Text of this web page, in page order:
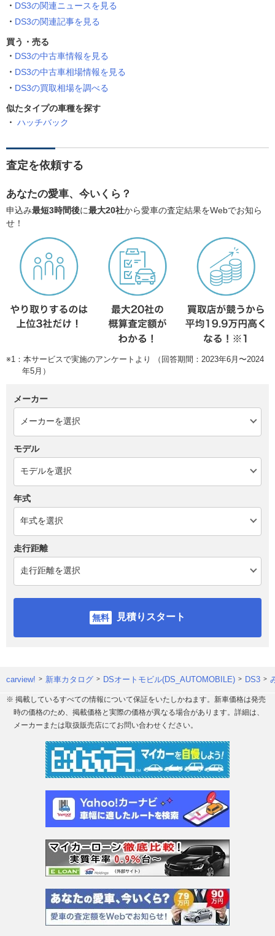
DS3の関連ニュースを見る
DS3の関連記事を見る
買う・売る
DS3の中古車情報を見る
DS3の中古車相場情報を見る
DS3の買取相場を調べる
似たタイプの車種を探す
ハッチバック
査定を依頼する
あなたの愛車、今いくら？
申込み最短3時間後に最大20社から愛車の査定結果をWebでお知ら
せ！
※1：本サービスで実施のアンケートより （回答期間：2023年6月〜2024
年5月）
メーカー
モデル
年式
走行距離
見積りスタート
carview! 新車カタログ DSオートモビル(DS_AUTOMOBILE) DS3
※ 掲載しているすべての情報について保証をいたしかねます。新車価格は発売
時の価格のため、掲載価格と実際の価格が異なる場合があります。詳細は、
メーカーまたは取扱販売店にてお問い合わせください。